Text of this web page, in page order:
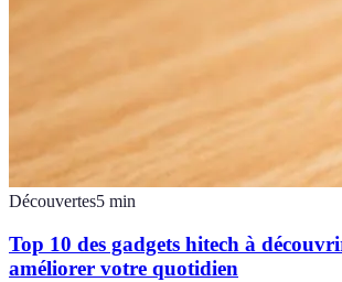
Découvertes5 min
Top 10 des gadgets hitech à
améliorer votre quotidien